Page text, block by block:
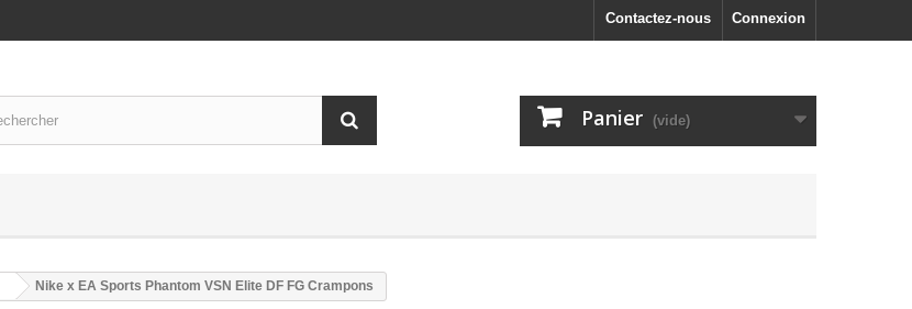
Connexion
Contactez-nous
Panier (vide)
Nike x EA Sports Phantom VSN Elite DF FG Crampons